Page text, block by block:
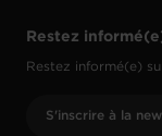
Restez
Restez informé(e)
S'inscrire à la